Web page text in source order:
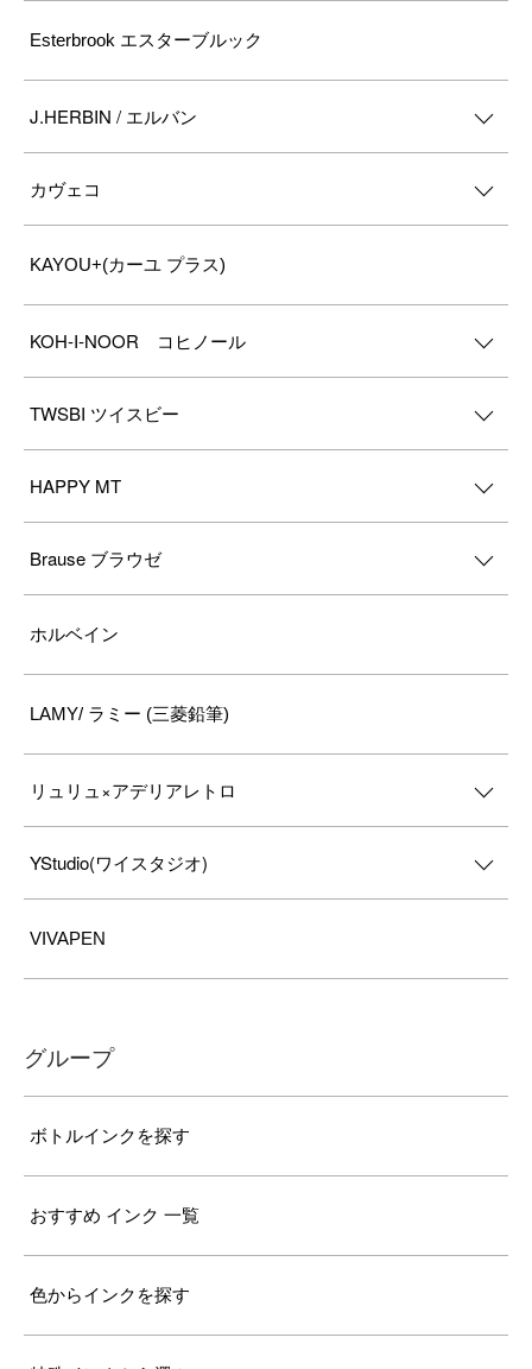
Esterbrook エスターブルック
J.HERBIN / エルバン
カヴェコ
KAYOU+(カーユ プラス)
KOH-I-NOOR コヒノール
TWSBI ツイスビー
HAPPY MT
Brause ブラウゼ
ホルベイン
LAMY/ ラミー (三菱鉛筆)
リュリュ×アデリアレトロ
YStudio(ワイスタジオ)
VIVAPEN
グループ
ボトルインクを探す
おすすめ インク 一覧
色からインクを探す